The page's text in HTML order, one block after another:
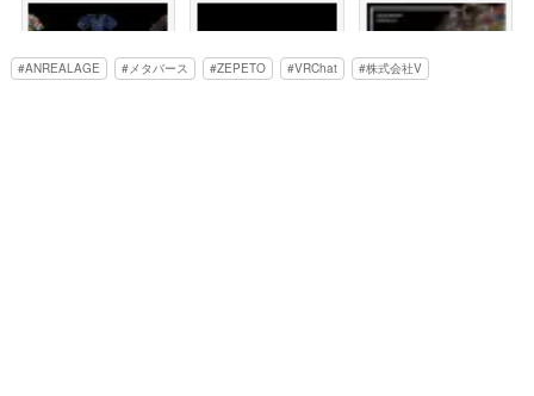
ANREALAGE メタバース ZEPETO VRChat 株式会社V